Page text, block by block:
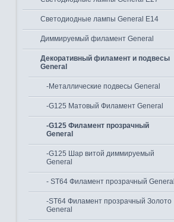
Светодиодные лампы General E14
Диммируемый филамент General
Декоративный филамент и подвесы
General
-Металлические подвесы General
-G125 Матовый Филамент General
-G125 Филамент прозрачный
General
-G125 Шар витой диммируемый
General
- ST64 Филамент прозрачный General
-ST64 Филамент прозрачный Золото
General